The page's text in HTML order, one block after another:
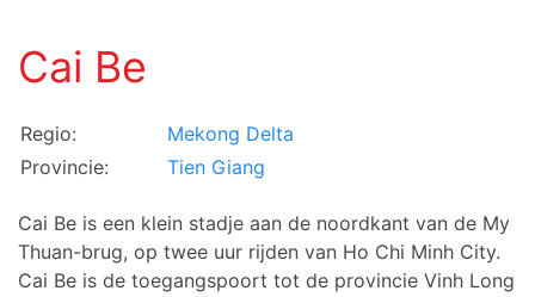
Cai Be
Regio:
Mekong Delta
Provincie:
Tien Giang
Cai Be is een klein stadje aan de noordkant van de My
Thuan-brug, op twee uur rijden van Ho Chi Minh City.
Cai Be is de toegangspoort tot de provincie Vinh Long